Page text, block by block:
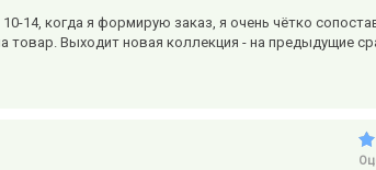
14, когда я формирую заказ, я очень чётко
товар. Выходит новая коллекция - на предыдущие